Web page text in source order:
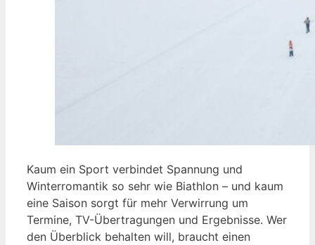
Kaum ein Sport verbindet Spannung und
Winterromantik so sehr wie Biathlon – und kaum
eine Saison sorgt für mehr Verwirrung um
Termine, TV-Übertragungen und Ergebnisse. Wer
den Überblick behalten will, braucht einen